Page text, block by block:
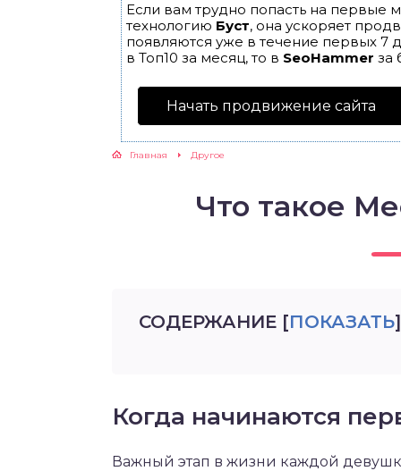
Если вам трудно попасть на первые
технологию Буст, она ускоряет
появляются уже в течение первых 7
в Топ10 за месяц, то в SeoHammer за
Начать продвижение сайта
Главная Другое
Что такое
СОДЕРЖАНИЕ [ПОКАЗАТЬ]
Когда начинаются
Важный этап в жизни каждой